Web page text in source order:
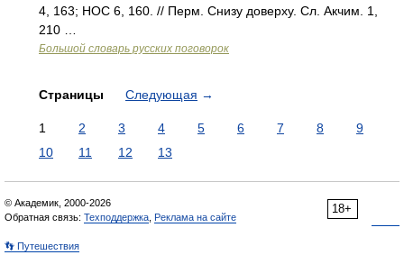
4, 163; НОС 6, 160. // Перм. Снизу доверху. Сл. Акчим. 1,
210 …
Большой словарь русских поговорок
Страницы Следующая →
1 2 3 4 5 6 7 8
9
10
11 12 13
18+
© Академик, 2000-2026
Обратная связь: Техподдержка Реклама на сайте
👣 Путешествия